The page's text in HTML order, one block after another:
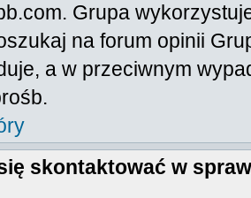
Grupa
na forum opinii
a w przeciwnym
skontaktować w